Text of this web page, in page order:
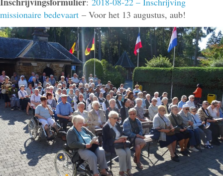
missionaire bedevaart – Voor het 13 augustus, aub!